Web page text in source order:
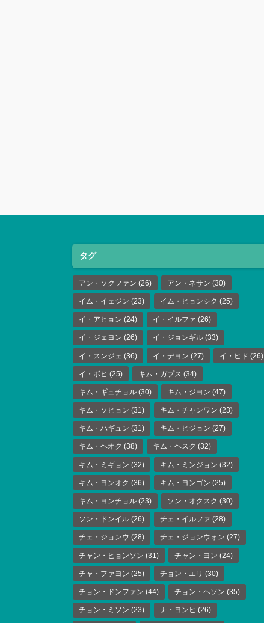
タグ
アン・ソクファン (26) アン・ネサン (30)
イム・イェジン (23) イム・ヒョンシク (25)
イ・アヒョン (24) イ・イルファ (26)
イ・ジェヨン (26) イ・ジョンギル (33)
イ・スンジェ (36) イ・デヨン (27) イ・ヒド (26)
イ・ボヒ (25) キム・ガプス (34)
キム・ギュチョル (30) キム・ジヨン (47)
キム・ソヒョン (31) キム・チャンワン (23)
キム・ハギュン (31) キム・ヒジョン (27)
キム・ヘオク (38) キム・ヘスク (32)
キム・ミギョン (32) キム・ミンジョン (32)
キム・ヨンオク (36) キム・ヨンゴン (25)
キム・ヨンチョル (23) ソン・オクスク (30)
ソン・ドンイル (26) チェ・イルファ (28)
チェ・ジョンウ (28) チェ・ジョンウォン (27)
チャン・ヒョンソン (31) チャン・ヨン (24)
チャ・ファヨン (25) チョン・エリ (30)
チョン・ドンファン (44) チョン・ヘソン (35)
チョン・ミソン (23) ナ・ヨンヒ (26)